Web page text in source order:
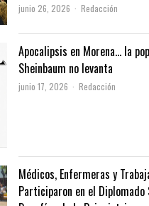
junio 26, 2026 Author
Redacción
Apocalipsis en Morena… la
Sheinbaum no levanta
junio 17, 2026 Author
Redacción
Médicos, Enfermeras y
Participaron en el Diplomado